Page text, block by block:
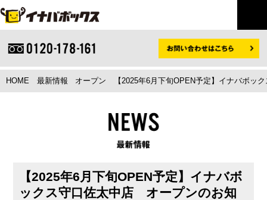
HOME 最新情報 オープン 【2025年6月下旬OPEN予定】イナバボッ
【2025年6月下旬OPEN予定】イナバボ
ックス守口佐太中店 オープンのお知